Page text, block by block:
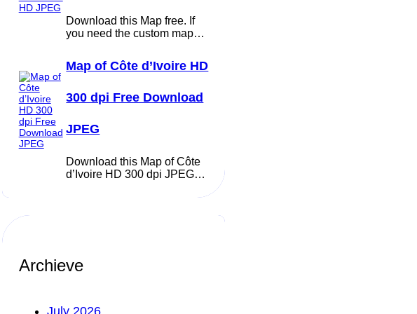
Download this Map free. If
you need the custom map…
Map of Côte d’Ivoire HD
300 dpi Free Download
JPEG
Download this Map of Côte
d’Ivoire HD 300 dpi JPEG…
Archieve